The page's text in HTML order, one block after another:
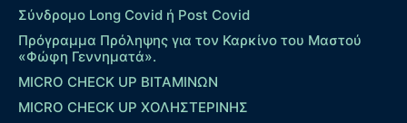
Σύνδρομο Long Covid ή Post Covid
Πρόγραμμα Πρόληψης για τον Καρκίνο του Μαστού
«Φώφη Γεννηματά».
MICRO CHECK UP ΒΙΤΑΜΙΝΩΝ
MICRO CHECK UP ΧΟΛΗΣΤΕΡΙΝΗΣ